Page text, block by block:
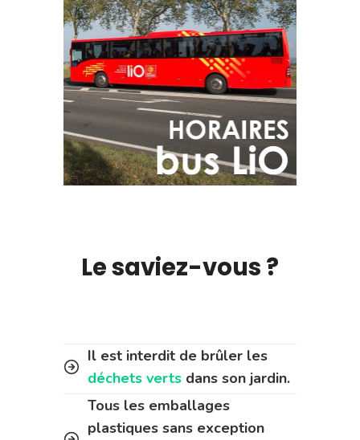
Le saviez-vous ?
Il est interdit de brûler les
déchets verts dans son jardin.
Tous les emballages
plastiques sans exception